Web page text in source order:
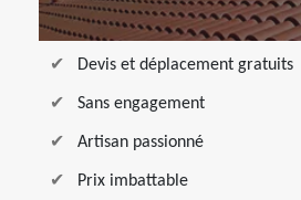
Devis et déplacement gratuits
Sans engagement
Artisan passionné
Prix imbattable